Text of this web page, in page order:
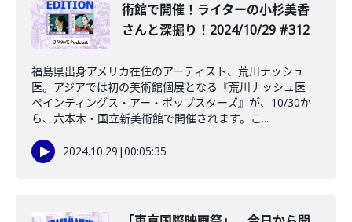
術館で開催！ライターの小杉美香
さんと深掘り！2024/10/29 #312
福島県出身アメリカ在住のアーティスト、荒川ナッシュ
医。アジアでは初の美術館個展となる『荒川ナッシュ医
ペインティングス・アー・ポップスターズ』が、10/30か
ら、六本木・国立新美術館で開催されます。こ...
2024.10.29 |00:05:35